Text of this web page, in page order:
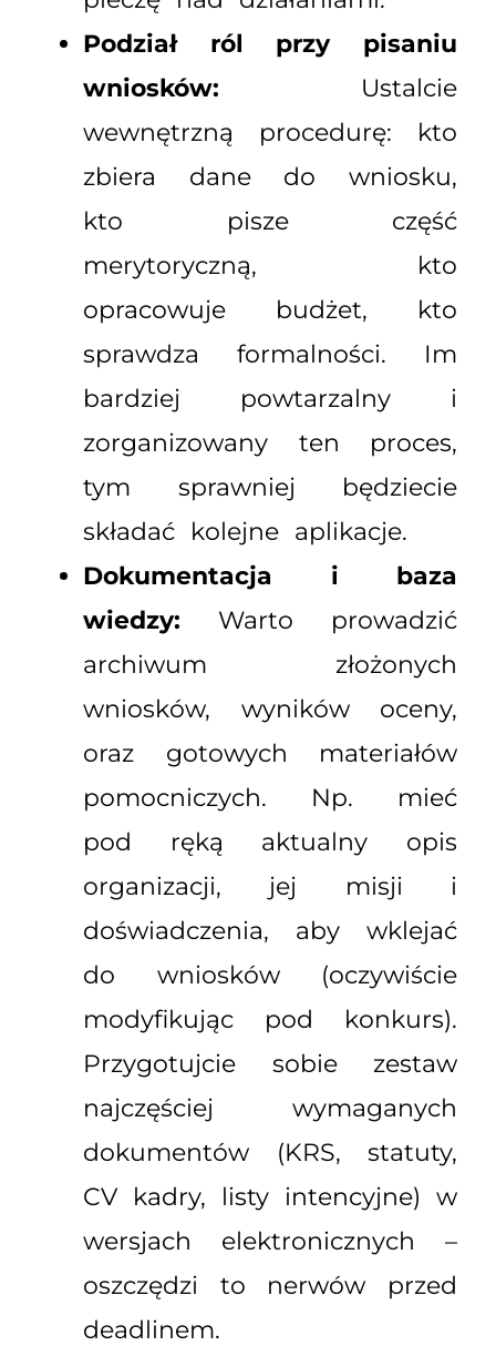
Podział ról przy pisaniu
wniosków: Ustalcie
wewnętrzną procedurę: kto
zbiera dane do wniosku,
kto pisze część
merytoryczną, kto
opracowuje budżet, kto
sprawdza formalności. Im
bardziej powtarzalny i
zorganizowany ten proces,
tym sprawniej będziecie
składać kolejne aplikacje.
Dokumentacja i baza
wiedzy: Warto prowadzić
archiwum złożonych
wniosków, wyników oceny,
oraz gotowych materiałów
pomocniczych. Np. mieć
pod ręką aktualny opis
organizacji, jej misji i
doświadczenia, aby wklejać
do wniosków (oczywiście
modyfikując pod konkurs).
Przygotujcie sobie zestaw
najczęściej wymaganych
dokumentów (KRS, statuty,
CV kadry, listy intencyjne) w
wersjach elektronicznych –
oszczędzi to nerwów przed
deadlinem.